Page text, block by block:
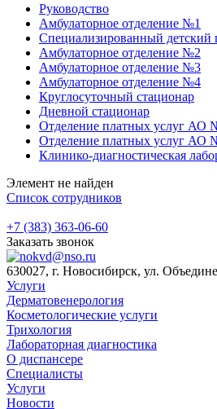
Руководство
Амбулаторное отделение №1
Специализированный детский
Амбулаторное отделение №2
Амбулаторное отделение №3
Амбулаторное отделение №4
Круглосуточный стационар
Дневной стационар
Отделение платных услуг АО
Отделение платных услуг АО
Клинико-диагностическая
Элемент не найден
Список сотрудников
+7 (383) 363-06-60
Заказать звонок
630027, г. Новосибирск, ул.
Услуги
Дерматовенерология
Косметологические услуги
Трихология
Лабораторная диагностика
О диспансере
Специалисты
Услуги
Новости